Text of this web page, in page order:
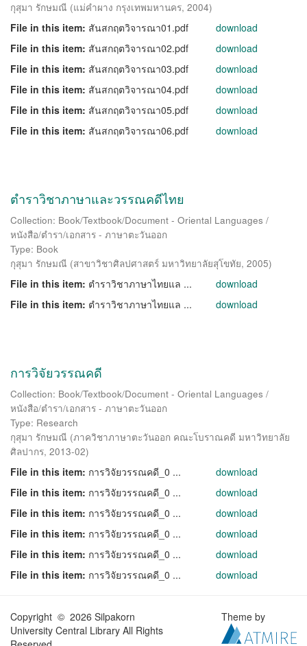
กุสุมา รักษมณี (แม่คำผาง กรุงเทพมหานคร, 2004)
File in this item: สันสกฤตวิจารณา01.pdf
download
File in this item: สันสกฤตวิจารณา02.pdf
download
File in this item: สันสกฤตวิจารณา03.pdf
download
File in this item: สันสกฤตวิจารณา04.pdf
download
File in this item: สันสกฤตวิจารณา05.pdf
download
File in this item: สันสกฤตวิจารณา06.pdf download
ตำราวิชาภาษาและวรรณคดีไทย
Collection: Book/Textbook/Document - Oriental Languages /
หนังสือ/ตำรา/เอกสาร - ภาษาตะวันออก
Type: Book
กุสุมา รักษมณี (สาขาวิชาศิลปศาสตร์ มหาวิทยาลัยสุโขทัย, 2005)
File in this item: ตำราวิชาภาษาไทยแล ...
download
File in this item: ตำราวิชาภาษาไทยแล ... download
การวิจัยวรรณคดี
Collection: Book/Textbook/Document - Oriental Languages /
หนังสือ/ตำรา/เอกสาร - ภาษาตะวันออก
Type: Research
กุสุมา รักษมณี (ภาควิชาภาษาตะวันออก คณะโบราณคดี มหาวิทยาลัย
ศิลปากร, 2013-02)
File in this item: การวิจัยวรรณคดี_0 ...
download
File in this item: การวิจัยวรรณคดี_0 ...
download
File in this item: การวิจัยวรรณคดี_0 ...
download
File in this item: การวิจัยวรรณคดี_0 ...
download
File in this item: การวิจัยวรรณคดี_0 ...
download
File in this item: การวิจัยวรรณคดี_0 ... download
Copyright © 2026 Silpakorn
University Central Library All Rights
Theme by